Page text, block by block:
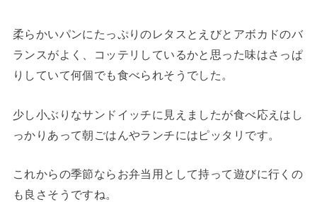
柔らかいパンにたっぷりのレタスとえびとアボカドのバ
ランスがよく、コッテリしているかと思った味はさっぱ
りしていて何個でも食べられそうでした。
少し小ぶりなサンドイッチに見えましたが食べ応えはし
っかりあって朝ごはんやランチにはピッタリです。
これからの季節ならお弁当用として持って遊びに行くの
も良さそうですね。